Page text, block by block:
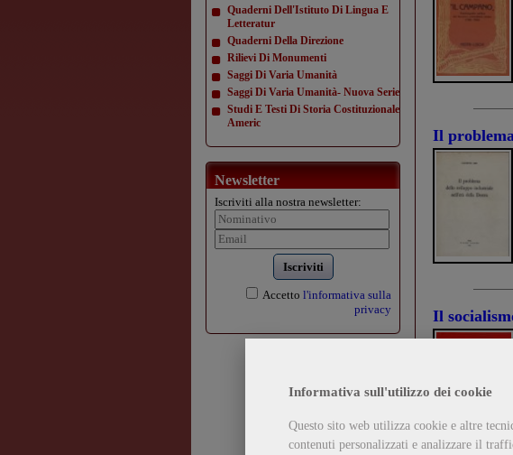
Informativa sull'utilizzo dei cookie
Questo sito web utilizza cookie e altre
contenuti personalizzati e analizzare il
Quaderni Dell'Istituto Di Lingua E
Letteratur
Quaderni Della Direzione
Rilievi Di Monumenti
Saggi Di Varia Umanità
Saggi Di Varia Umanità- Nuova Serie
Studi E Testi Di Storia Costituzionale
Americ
Newsletter
Iscriviti alla nostra newsletter:
Iscriviti
Accetto l'informativa sulla
privacy
Il
Il